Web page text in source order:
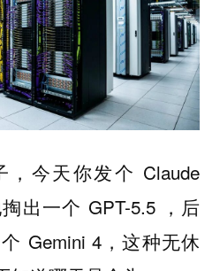
今天你发个 Claude
出一个 GPT-5.5 ，后
Gemini 4，这种无休